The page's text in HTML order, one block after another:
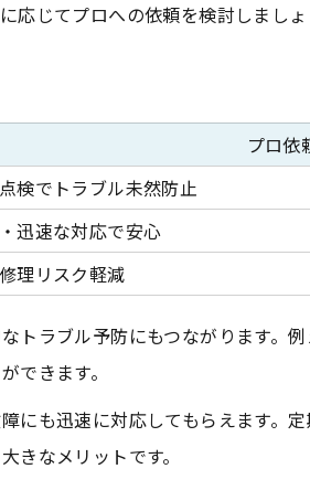
応じてプロへの依頼を検討しまし
プロ依
検でトラブル未然防止
迅速な対応で安心
理リスク軽減
トラブル予防にもつながります。
できます。
にも迅速に対応してもらえます。
きなメリットです。